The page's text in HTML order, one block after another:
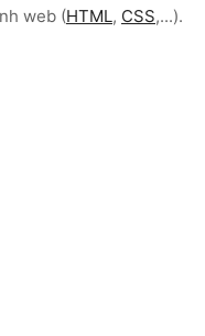
web (HTML, CSS,...).